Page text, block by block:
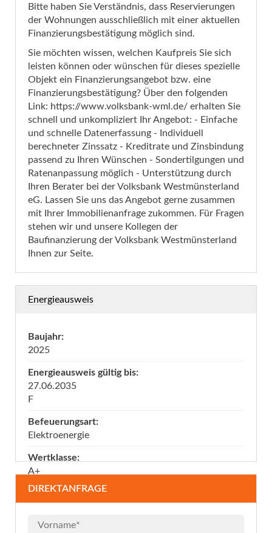
Bitte haben Sie Verständnis, dass Reservierungen
der Wohnungen ausschließlich mit einer aktuellen
Finanzierungsbestätigung möglich sind.
Sie möchten wissen, welchen Kaufpreis Sie sich
leisten können oder wünschen für dieses spezielle
Objekt ein Finanzierungsangebot bzw. eine
Finanzierungsbestätigung? Über den folgenden
Link: https://www.volksbank-wml.de/ erhalten Sie
schnell und unkompliziert Ihr Angebot: - Einfache
und schnelle Datenerfassung - Individuell
berechneter Zinssatz - Kreditrate und Zinsbindung
passend zu Ihren Wünschen - Sondertilgungen und
Ratenanpassung möglich - Unterstützung durch
Ihren Berater bei der Volksbank Westmünsterland
eG. Lassen Sie uns das Angebot gerne zusammen
mit Ihrer Immobilienanfrage zukommen. Für Fragen
stehen wir und unsere Kollegen der
Baufinanzierung der Volksbank Westmünsterland
Ihnen zur Seite.
Energieausweis
Baujahr:
2025
Energieausweis gültig bis:
27.06.2035
F
Befeuerungsart:
Elektroenergie
Wertklasse:
A+
DIREKTANFRAGE